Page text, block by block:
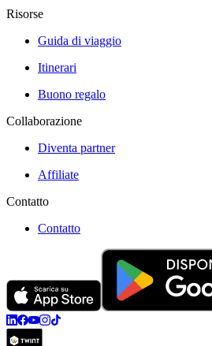
Risorse
Guida di viaggio
Itinerari
Buono regalo
Collaborazione
Diventa partner
Affiliate
Contatto
Contatto